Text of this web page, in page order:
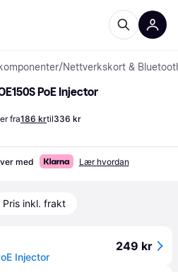
/Nettverkskort &
PoE Injector
fra186 krtil336 kr
med Lær hvordan
Pris inkl. frakt
Injector
249 kr